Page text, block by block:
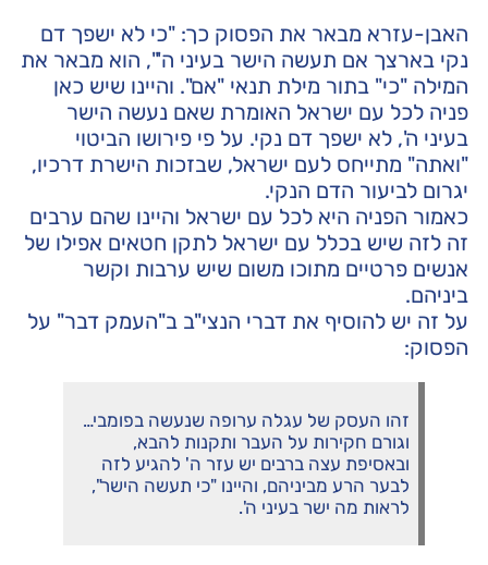
האבן-עזרא מבאר את הפסוק כך: "כי לא ישפך דם
נקי בארצך אם תעשה הישר בעיני ה'", הוא מבאר את
המילה "כי" בתור מילת תנאי "אם". והיינו שיש כאן
פניה לכל עם ישראל האומרת שאם נעשה הישר
בעיני ה', לא ישפך דם נקי. על פי פירושו הביטוי
"ואתה" מתייחס לעם ישראל, שבזכות הישרת דרכיו,
יגרום לביעור הדם הנקי.
כאמור הפניה היא לכל עם ישראל והיינו שהם ערבים
זה לזה שיש בכלל עם ישראל לתקן חטאים אפילו של
אנשים פרטיים מתוכו משום שיש ערבות וקשר
ביניהם.
על זה יש להוסיף את דברי הנצי"ב ב"העמק דבר" על
הפסוק:
זהו העסק של עגלה ערופה שנעשה בפומבי…
וגורם חקירות על העבר ותקנות להבא,
ובאסיפת עצה ברבים יש עזר ה' להגיע לזה
לבער הרע מביניהם, והיינו "כי תעשה הישר",
לראות מה ישר בעיני ה'.